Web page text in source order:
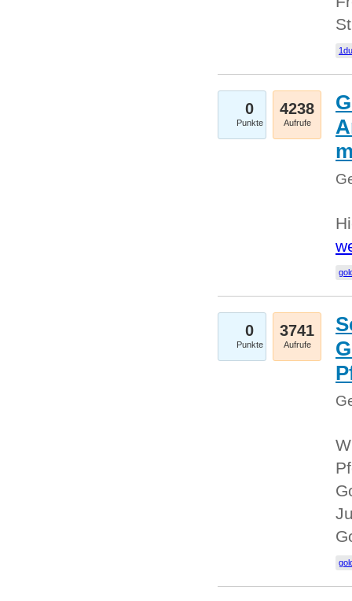
0
Punkte
4238
Aufrufe
0
Punkte
3741
Aufrufe